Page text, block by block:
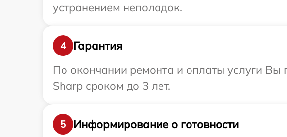
устранением неполадок.
4
Гарантия
По окончании ремонта и оплаты услуги Вы
Sharp сроком до 3 лет.
5
Информирование о готовности